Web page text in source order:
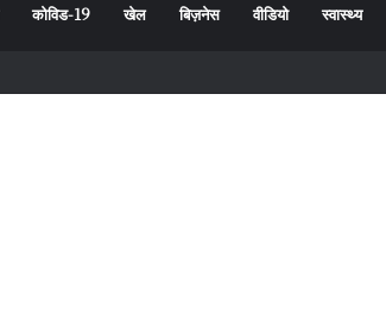
कोविड-19 खेल बिज़नेस वीडियो स्वास्थ्य